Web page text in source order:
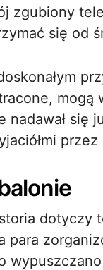
zgubiony
się od
mogą
nadawał się
przez
dotyczy
para